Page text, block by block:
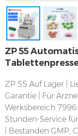
ZP 55
ZP 55 Auf Lager |
Garantie | Für
Werksbereich 7996
Stunden-Service für
| Bestanden GMP,